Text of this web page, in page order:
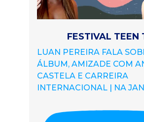
FESTIVAL TEEN
LUAN PEREIRA FALA
ÁLBUM, AMIZADE COM
CASTELA E CARREIRA
INTERNACIONAL | NA